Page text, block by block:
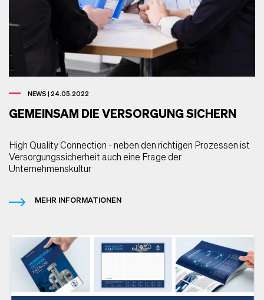
NEWS | 24.05.2022
GEMEINSAM DIE VERSORGUNG SICHERN
High Quality Connection - neben den richtigen Prozessen ist
Versorgungssicherheit auch eine Frage der
Unternehmenskultur
MEHR INFORMATIONEN